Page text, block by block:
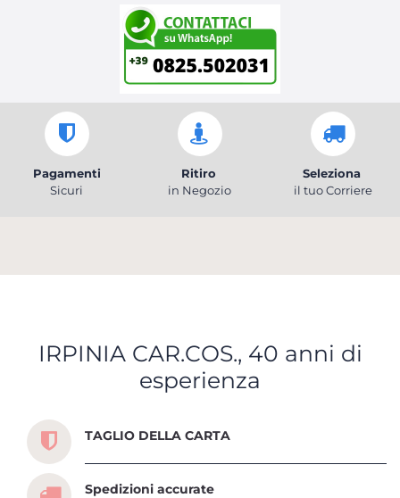
Pagamenti
Sicuri
Ritiro
in Negozio
Seleziona
il tuo Corriere
IRPINIA CAR.COS., 40 anni di
esperienza
Scopri tutti i servizi che ti abbiamo dedicato
TAGLIO DELLA CARTA
Spedizioni accurate